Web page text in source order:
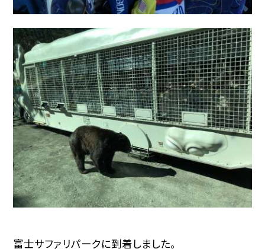
富士サファリパークに到着しました。